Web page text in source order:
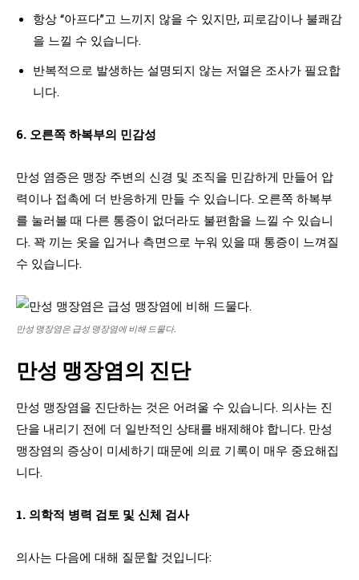
항상 “아프다”고 느끼지 않을 수 있지만, 피로감이나 불쾌감
을 느낄 수 있습니다.
반복적으로 발생하는 설명되지 않는 저열은 조사가 필요합
니다.
6. 오른쪽 하복부의 민감성
만성 염증은 맹장 주변의 신경 및 조직을 민감하게 만들어 압
력이나 접촉에 더 반응하게 만들 수 있습니다. 오른쪽 하복부
를 눌러볼 때 다른 통증이 없더라도 불편함을 느낄 수 있습니
다. 꽉 끼는 옷을 입거나 측면으로 누워 있을 때 통증이 느껴질
수 있습니다.
만성 맹장염은 급성 맹장염에 비해 드물다.
만성 맹장염의 진단
만성 맹장염을 진단하는 것은 어려울 수 있습니다. 의사는 진
단을 내리기 전에 더 일반적인 상태를 배제해야 합니다. 만성
맹장염의 증상이 미세하기 때문에 의료 기록이 매우 중요해집
니다.
1. 의학적 병력 검토 및 신체 검사
의사는 다음에 대해 질문할 것입니다: